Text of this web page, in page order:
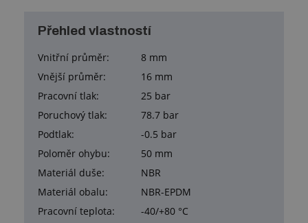
Přehled vlastností
Vnitřní průměr:
8 mm
Vnější průměr:
16 mm
Pracovní tlak:
25 bar
Poruchový tlak:
78.7 bar
Podtlak:
-0.5 bar
Poloměr ohybu:
50 mm
Materiál duše:
NBR
Materiál obalu:
NBR-EPDM
Pracovní teplota:
-40/+80 °C